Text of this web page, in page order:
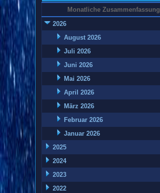
Monatliche Zusammenfassung
2026
August 2026
Juli 2026
Juni 2026
Mai 2026
April 2026
März 2026
Februar 2026
Januar 2026
2025
2024
2023
2022